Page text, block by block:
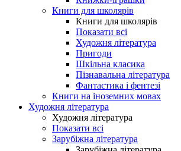
Книги для школярів
Книги для школярів
Показати всі
Художня література
Пригоди
Шкільна класика
Пізнавальна література
Фантастика і фентезі
Книги на іноземних мовах
Художня література
Художня література
Показати всі
Зарубіжна література